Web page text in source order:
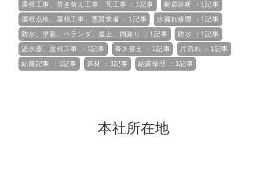
屋根工事、葺き替え工事、瓦工事 ：1記事 耐震診断 ：1記事
屋根点検、屋根工事、悪質業者 ：1記事 水漏れ修理 ：1記事
防水、塗装、ベランダ、屋上、雨漏り ：1記事 防水 ：1記事
温水器、屋根工事 ：1記事 葺き替え ：1記事 片流れ ：1記事
結露記事 ：1記事 床材 ：1記事 結露修理 ：1記事
本社所在地